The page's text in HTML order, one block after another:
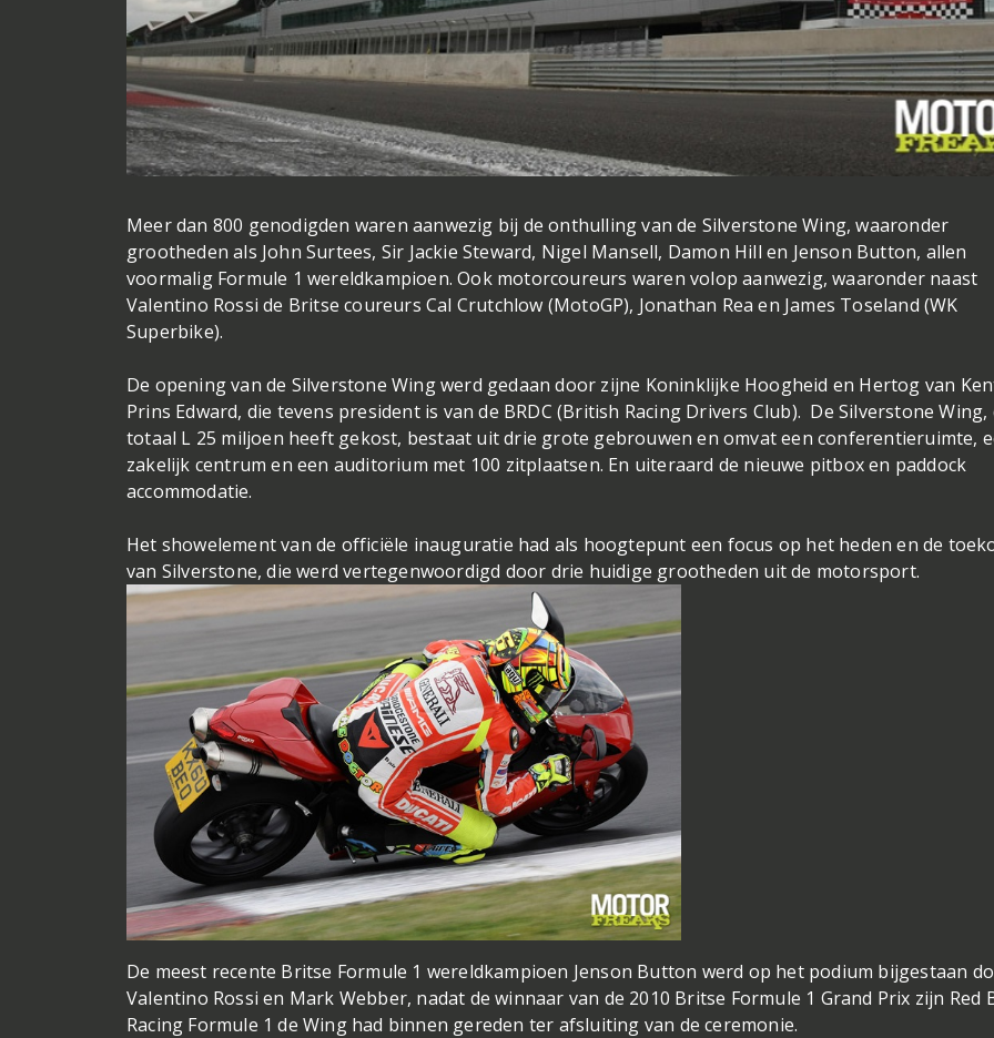
Meer dan 800 genodigden waren aanwezig bij de onthulling van de Silverstone Wing, waaronder
grootheden als John Surtees, Sir Jackie Steward, Nigel Mansell, Damon Hill en Jenson Button, allen
voormalig Formule 1 wereldkampioen. Ook motorcoureurs waren volop aanwezig, waaronder naast
Valentino Rossi de Britse coureurs Cal Crutchlow (MotoGP), Jonathan Rea en James Toseland (WK
Superbike).
De opening van de Silverstone Wing werd gedaan door zijne Koninklijke Hoogheid en Hertog van
Prins Edward, die tevens president is van de BRDC (British Racing Drivers Club). De Silverstone Wing,
totaal L 25 miljoen heeft gekost, bestaat uit drie grote gebrouwen en omvat een conferentieruimte,
zakelijk centrum en een auditorium met 100 zitplaatsen. En uiteraard de nieuwe pitbox en paddock
accommodatie.
Het showelement van de officiële inauguratie had als hoogtepunt een focus op het heden en de
van Silverstone, die werd vertegenwoordigd door drie huidige grootheden uit de motorsport.
De meest recente Britse Formule 1 wereldkampioen Jenson Button werd op het podium bijgestaan
Valentino Rossi en Mark Webber, nadat de winnaar van de 2010 Britse Formule 1 Grand Prix zijn Red
Racing Formule 1 de Wing had binnen gereden ter afsluiting van de ceremonie.